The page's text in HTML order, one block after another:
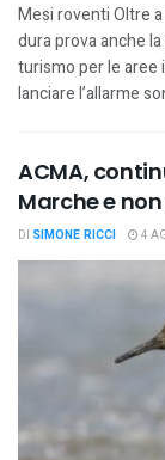
Mesi roventi Oltre
dura prova anche
turismo per le aree
lanciare l’allarme
ACMA,
Marche e
DI SIMONE RICCI 4